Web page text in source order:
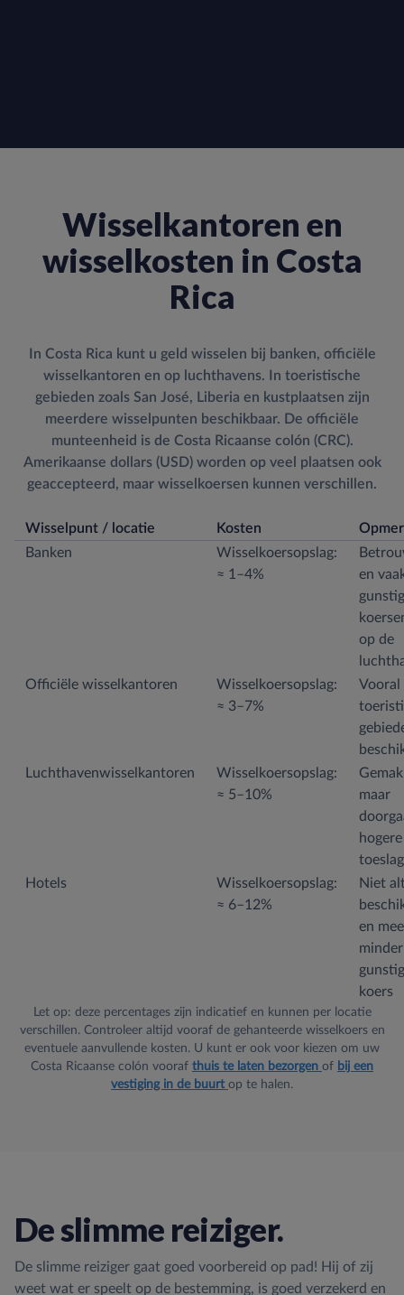
Wisselkantoren en
wisselkosten in Costa
Rica
In Costa Rica kunt u geld wisselen bij banken, officiële
wisselkantoren en op luchthavens. In toeristische
gebieden zoals San José, Liberia en kustplaatsen zijn
meerdere wisselpunten beschikbaar. De officiële
munteenheid is de Costa Ricaanse colón (CRC).
Amerikaanse dollars (USD) worden op veel plaatsen ook
geaccepteerd, maar wisselkoersen kunnen verschillen.
Wisselpunt / locatie Kosten
Banken
Wisselkoersopslag:
≈ 1–4%
en
op de
Officiële wisselkantoren
Wisselkoersopslag:
≈ 3–7%
Vooral
Luchthavenwisselkantoren
Wisselkoersopslag:
≈ 5–10%
maar
hogere
Hotels
Wisselkoersopslag:
≈ 6–12%
Niet
en
minder
koers
Let op: deze percentages zijn indicatief en kunnen per locatie
verschillen. Controleer altijd vooraf de gehanteerde wisselkoers en
eventuele aanvullende kosten. U kunt er ook voor kiezen om uw
Costa Ricaanse colón vooraf thuis te laten bezorgen of bij een
vestiging in de buurt op te halen.
De slimme reiziger.
De slimme reiziger gaat goed voorbereid op pad! Hij of zij
weet wat er speelt op de bestemming, is goed verzekerd en